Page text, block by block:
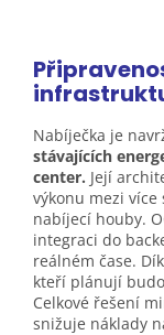
Nabíječka je
stávajících
center. Její
výkonu mezi
nabíjecí houby.
integraci do
reálném čase.
kteří plánují
Celkové řešení
snižuje náklady